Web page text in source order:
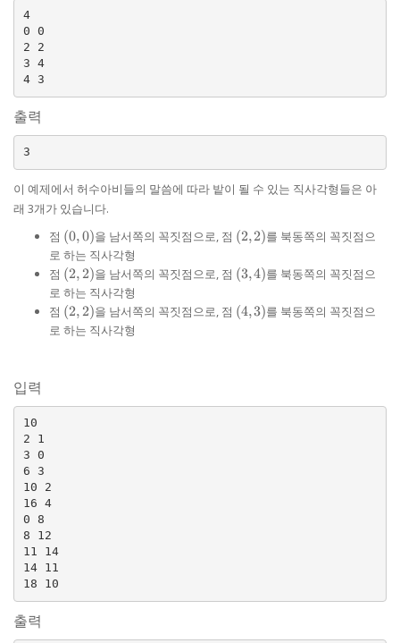
4
0 0
2 2
3 4
출력
이 예제에서 허수아비들의 말씀에 따라 밭이 될 수 있는 직사각형들은 아
래 3개가 있습니다.
점 (0,
0)
(0,0)을 남서쪽의 꼭짓점으로, 점 (2,
(2,2)를 북동쪽의 꼭짓점으
로 하는 직사각형
점 (2,
2)
(2, 2)을 남서쪽의 꼭짓점으로, 점 (3,
(3,4)를 북동쪽의 꼭짓점으
로 하는 직사각형
점 (2,
2)
(2, 2)을 남서쪽의 꼭짓점으로, 점 (4,
(4,3)를 북동쪽의 꼭짓점으
로 하는 직사각형
입력
10
2 1
3 0
6 3
10 2
16 4
0 8
8 12
11 14
14 11
출력